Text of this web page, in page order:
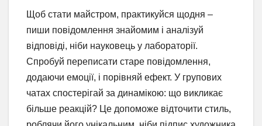
Щоб стати майстром, практикуйся щодня –
пиши повідомлення знайомим і аналізуй
відповіді, ніби науковець у лабораторії.
Спробуй переписати старе повідомлення,
додаючи емоції, і порівняй ефект. У групових
чатах спостерігай за динамікою: що викликає
більше реакцій? Це допоможе відточити стиль,